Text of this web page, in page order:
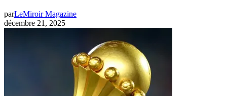
parLeMiroir Magazine
décembre 21, 2025